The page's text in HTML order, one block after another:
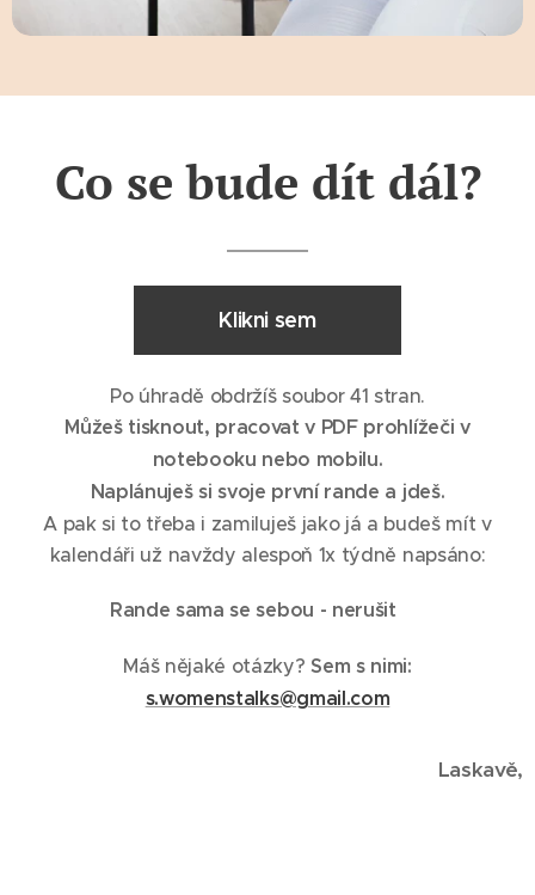
Co se bude dít dál?
Klikni sem
Po úhradě obdržíš soubor 41 stran.
Můžeš tisknout, pracovat v PDF prohlížeči v
notebooku nebo mobilu.
Naplánuješ si svoje první rande a jdeš.
A pak si to třeba i zamiluješ jako já a budeš mít v
kalendáři už navždy alespoň 1x týdně napsáno:
Rande sama se sebou - nerušit ♥
Máš nějaké otázky? Sem s nimi:
s.womenstalks@gmail.com
Laskavě,